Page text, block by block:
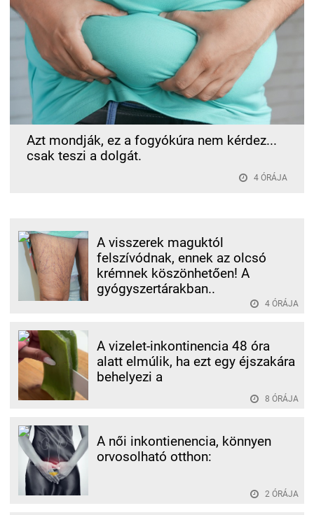
Azt mondják, ez a fogyókúra nem kérdez...
csak teszi a dolgát.
4 ÓRÁJA
A visszerek maguktól
felszívódnak, ennek az olcsó
krémnek köszönhetően! A
gyógyszertárakban..
4 ÓRÁJA
A vizelet-inkontinencia 48 óra
alatt elmúlik, ha ezt egy éjszakára
behelyezi a
8 ÓRÁJA
A női inkontienencia, könnyen
orvosolható otthon:
2 ÓRÁJA